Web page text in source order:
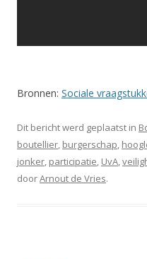
Bronnen: Sociale
Dit bericht werd geplaatst in
boutellier, burgerschap,
jonker, participatie, UvA,
doorArnout de Vries.